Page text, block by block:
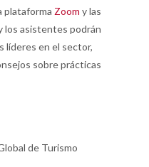
plataforma Zoom y las
los asistentes podrán
líderes en el sector,
sobre prácticas
de Turismo